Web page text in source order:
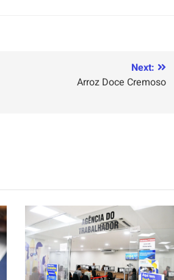
Next:
Arroz Doce Cremoso